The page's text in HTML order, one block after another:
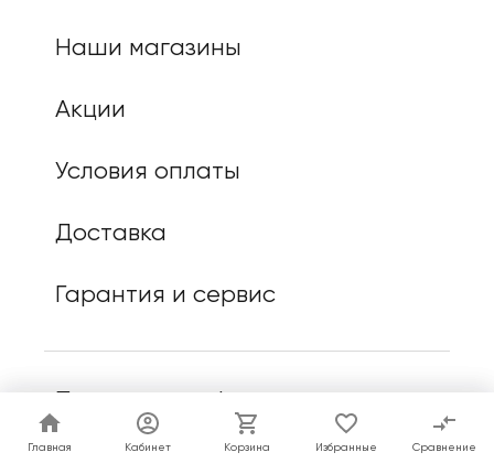
Главная Кабинет Корзина Избранные Сравнение
Главная Кабинет Корзина Избранные Сравнение
Наши магазины
Акции
Условия оплаты
Доставка
Гарантия и сервис